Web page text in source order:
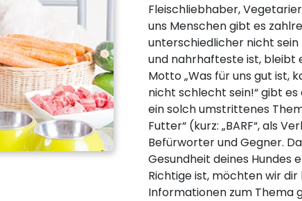
Fleischliebhaber,
uns Menschen gibt es
unterschiedlicher nicht
und nahrhafteste ist, bleibt
Motto „Was für uns gut ist,
nicht schlecht sein!“ gibt
ein solch umstrittenes
Futter“ (kurz: „BARF“, als
Befürworter und Gegner.
Gesundheit deines Hundes
Richtige ist, möchten wir dir
Informationen zum Thema